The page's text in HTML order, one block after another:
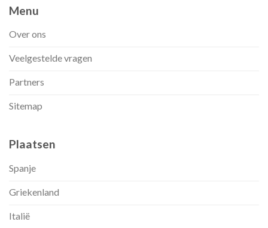
Menu
Over ons
Veelgestelde vragen
Partners
Sitemap
Plaatsen
Spanje
Griekenland
Italië